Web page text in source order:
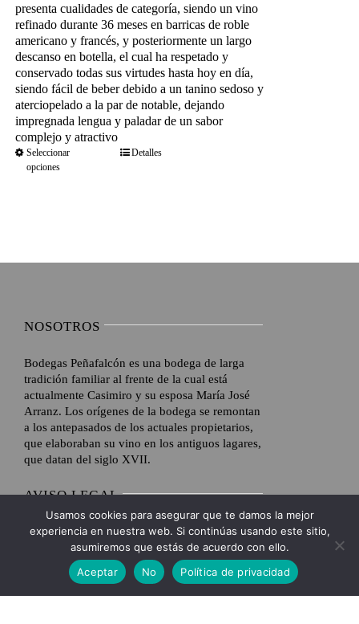
presenta cualidades de categoría, siendo un vino
refinado durante 36 meses en barricas de roble
americano y francés, y posteriormente un largo
descanso en botella, el cual ha respetado y
conservado todas sus virtudes hasta hoy en día,
siendo fácil de beber debido a un tanino sedoso y
aterciopelado a la par de notable, dejando
impregnada lengua y paladar de un sabor
complejo y atractivo
Seleccionar
opciones
Detalles
NOSOTROS
Bodegas Peñafalcón es una bodega de larga
tradición familiar al frente de la cual está
actualmente Casimiro y su esposa María José
Arranz. Los orígenes de la bodega se remontan
a los antepasados de los actuales propietarios,
que elaboraban su vino en los antiguos lagares,
que datan del siglo XVII.
AVISO LEGAL
Toggle
Navigation
Envíos y Devoluciones
VER OFERTAS
Usamos cookies para asegurar que te damos la mejor
experiencia en nuestra web. Si continúas usando este sitio,
asumiremos que estás de acuerdo con ello.
Aceptar
No Política de privacidad